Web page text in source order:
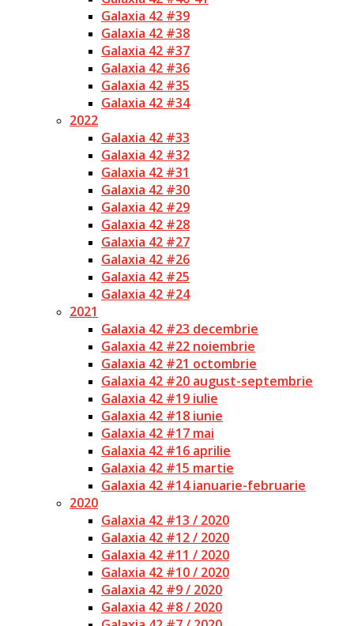
Galaxia 42 #39
Galaxia 42 #38
Galaxia 42 #37
Galaxia 42 #36
Galaxia 42 #35
Galaxia 42 #34
2022
Galaxia 42 #33
Galaxia 42 #32
Galaxia 42 #31
Galaxia 42 #30
Galaxia 42 #29
Galaxia 42 #28
Galaxia 42 #27
Galaxia 42 #26
Galaxia 42 #25
Galaxia 42 #24
2021
Galaxia 42 #23 decembrie
Galaxia 42 #22 noiembrie
Galaxia 42 #21 octombrie
Galaxia 42 #20 august-septembrie
Galaxia 42 #19 iulie
Galaxia 42 #18 iunie
Galaxia 42 #17 mai
Galaxia 42 #16 aprilie
Galaxia 42 #15 martie
Galaxia 42 #14 ianuarie-februarie
2020
Galaxia 42 #13 / 2020
Galaxia 42 #12 / 2020
Galaxia 42 #11 / 2020
Galaxia 42 #10 / 2020
Galaxia 42 #9 / 2020
Galaxia 42 #8 / 2020